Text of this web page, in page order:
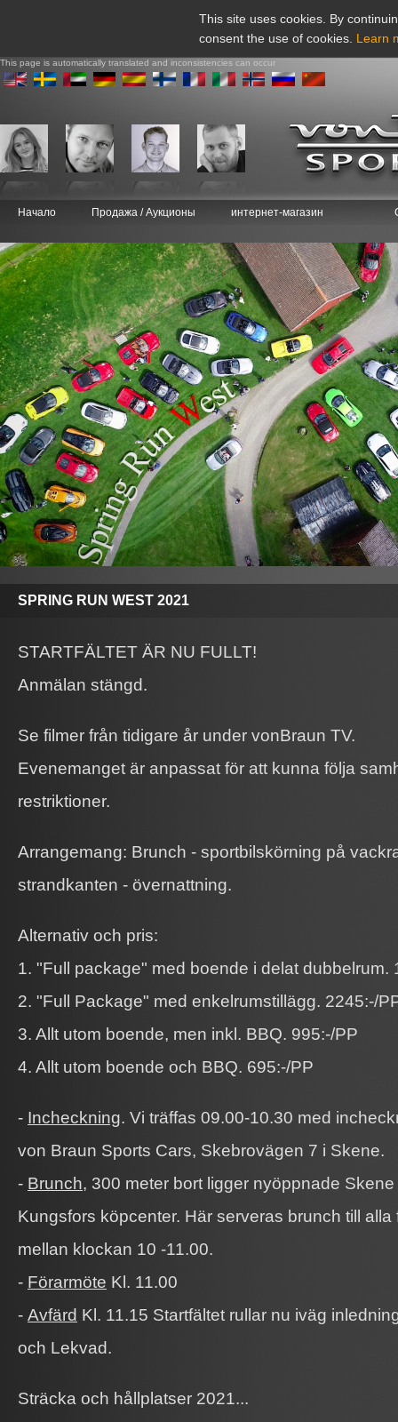
This site uses cookies. By
consent the use of cookies. Learn
This page is automatically translated and inconsistencies can occur
Начало Продажа / Аукционы интернет-магазин
SPRING RUN WEST 2021
STARTFÄLTET ÄR NU FULLT!
Anmälan stängd.
Se filmer från tidigare år under vonBraun TV.
Evenemanget är anpassat för att kunna följa
restriktioner.
Arrangemang: Brunch - sportbilskörning på
strandkanten - övernattning.
Alternativ och pris:
1. "Full package" med boende i delat dubbelrum.
2. "Full Package" med enkelrumstillägg. 2245:-/
3. Allt utom boende, men inkl. BBQ. 995:-/PP
4. Allt utom boende och BBQ. 695:-/PP
- Incheckning. Vi träffas 09.00-10.30 med
von Braun Sports Cars, Skebrovägen 7 i Skene.
- Brunch, 300 meter bort ligger nyöppnade
Kungsfors köpcenter. Här serveras brunch till
mellan klockan 10 -11.00.
- Förarmöte Kl. 11.00
- Avfärd Kl. 11.15 Startfältet rullar nu iväg
och Lekvad.
Sträcka och hållplatser 2021...